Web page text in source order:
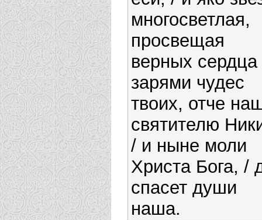
многосветлая,
просвещая
верных сердца
зарями чудес
твоих, отче
святителю
/ и ныне моли
Христа Бога, /
спасет души
наша.